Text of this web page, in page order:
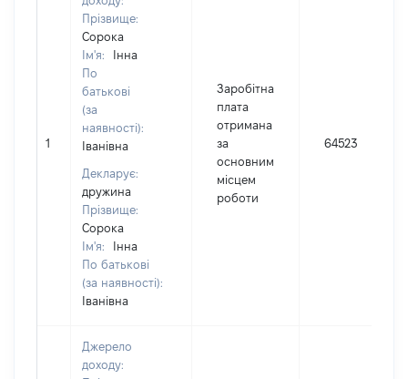
1
Прізвище:
Сорока
Ім'я:
Інна
По
батькові
(за
наявності):
Іванівна
Декларує:
дружина
Прізвище:
Сорока
Ім'я:
Інна
По батькові
(за наявності):
Іванівна
Заробітна
плата
отримана
за
основним
місцем
роботи
64523
Джерело
доходу: